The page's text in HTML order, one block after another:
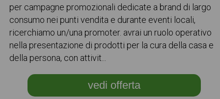
per campagne promozionali dedicate a brand di largo
consumo nei punti vendita e durante eventi locali,
ricerchiamo un/una promoter. avrai un ruolo operativo
nella presentazione di prodotti per la cura della casa e
della persona, con attivit...
vedi offerta